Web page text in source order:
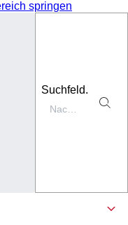
springen
Suchfeld.